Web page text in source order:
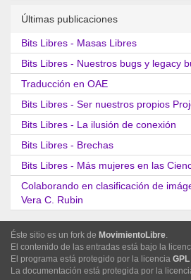
Últimas publicaciones
Bits Libres - Masas Libres
Bits Libres - Nuestros bugs y legacy
Traducción en OAE
Bits Libres - Ser nuestros propios
Bits Libres - La ilusión de conexión
Bits Libres - Brechas
Bits Libres - Más mujeres en las
Colaborando en clasificación de
Vera C. Rubin
Éste sitio es un fork de MovimientoLibre.
El contenido de las entradas está bajo la
El programa está protegido por la licencia
La documentación está protegida por la